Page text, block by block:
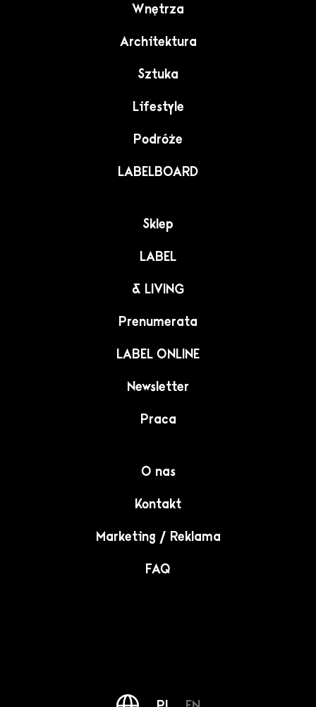
Wnętrza
Architektura
Sztuka
Lifestyle
Podróże
LABELBOARD
Sklep
LABEL
& LIVING
Prenumerata
LABEL ONLINE
Newsletter
Praca
O nas
Kontakt
Marketing / Reklama
FAQ